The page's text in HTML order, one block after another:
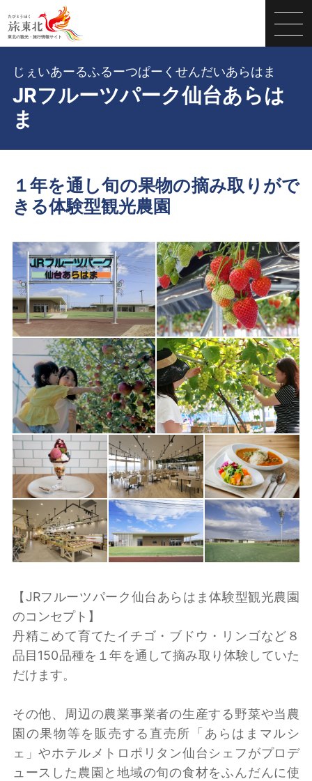
JRフルーツパーク仙台あらは
ま
じぇいあーるふるーつぱーくせんだいあらはま
１年を通し旬の果物の摘み取りがで
きる体験型観光農園
【JRフルーツパーク仙台あらはま体験型観光農園
のコンセプト】
丹精こめて育てたイチゴ・ブドウ・リンゴなど８
品目150品種を１年を通して摘み取り体験していた
だけます。
その他、周辺の農業事業者の生産する野菜や当農
園の果物等を販売する直売所「あらはまマルシ
ェ」やホテルメトロポリタン仙台シェフがプロデ
ュースした農園と地域の旬の食材をふんだんに使